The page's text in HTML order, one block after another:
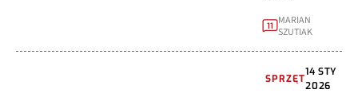
11
MARIAN
SZUTIAK
SPRZĘT
14 STY
2026